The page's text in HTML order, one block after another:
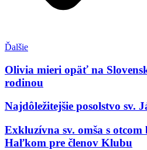
Ďalšie
Olivia mieri opäť na
rodinou
Najdôležitejšie posolstvo sv.
Exkluzívna sv. omša s otcom
Haľkom pre členov Klubu